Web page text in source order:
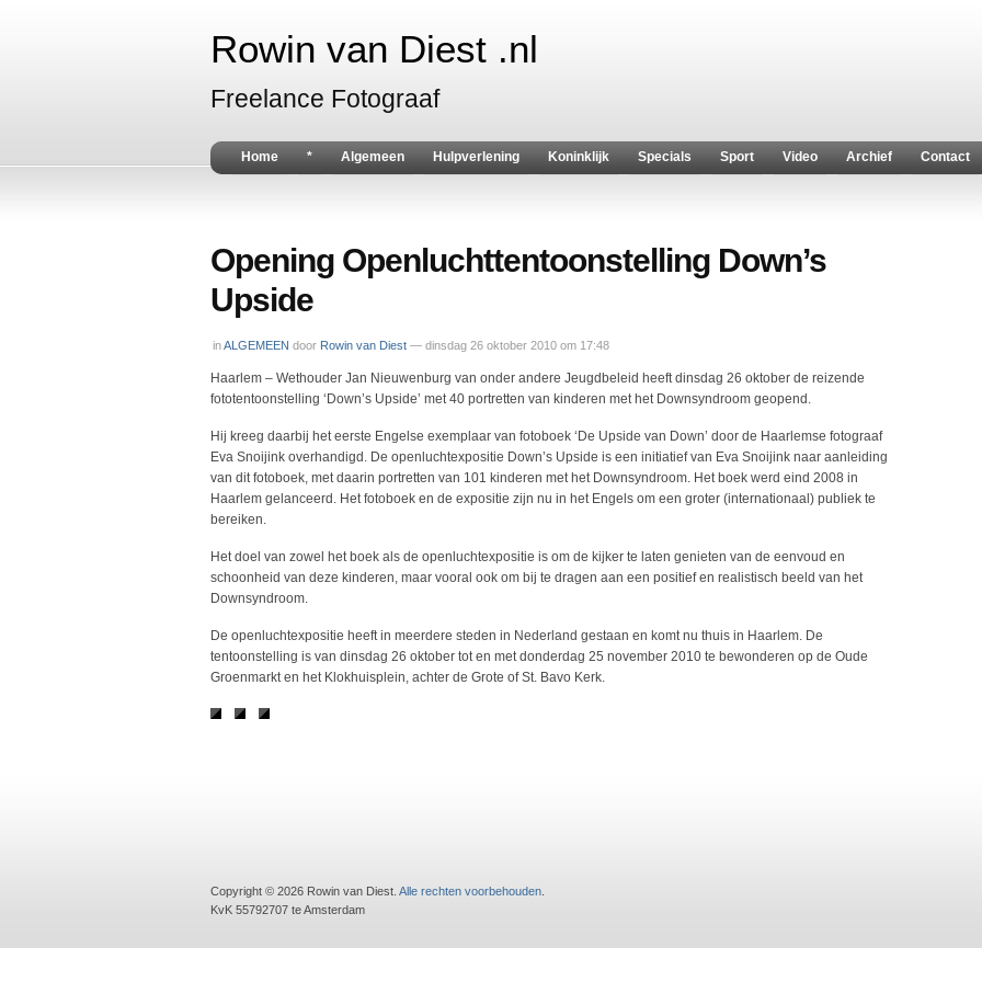
Rowin van Diest .nl
Freelance Fotograaf
Home * Algemeen Hulpverlening Koninklijk Specials Sport Video Archief Contact
Opening Openluchttentoonstelling Down’s
Upside
inALGEMEEN door Rowin van Diest — dinsdag 26 oktober 2010 om 17:48
Haarlem – Wethouder Jan Nieuwenburg van onder andere Jeugdbeleid heeft dinsdag 26 oktober de reizende
fototentoonstelling ‘Down’s Upside’ met 40 portretten van kinderen met het Downsyndroom geopend.
Hij kreeg daarbij het eerste Engelse exemplaar van fotoboek ‘De Upside van Down’ door de Haarlemse fotograaf
Eva Snoijink overhandigd. De openluchtexpositie Down’s Upside is een initiatief van Eva Snoijink naar aanleiding
van dit fotoboek, met daarin portretten van 101 kinderen met het Downsyndroom. Het boek werd eind 2008 in
Haarlem gelanceerd. Het fotoboek en de expositie zijn nu in het Engels om een groter (internationaal) publiek te
bereiken.
Het doel van zowel het boek als de openluchtexpositie is om de kijker te laten genieten van de eenvoud en
schoonheid van deze kinderen, maar vooral ook om bij te dragen aan een positief en realistisch beeld van het
Downsyndroom.
De openluchtexpositie heeft in meerdere steden in Nederland gestaan en komt nu thuis in Haarlem. De
tentoonstelling is van dinsdag 26 oktober tot en met donderdag 25 november 2010 te bewonderen op de Oude
Groenmarkt en het Klokhuisplein, achter de Grote of St. Bavo Kerk.
Copyright © 2026 Rowin van Diest. Alle rechten voorbehouden
KvK 55792707 te Amsterdam